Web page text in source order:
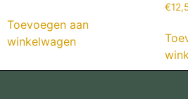
Toevoegen aan
winkelwagen
€